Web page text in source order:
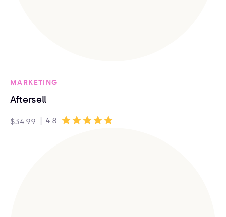
MARKETING
Aftersell
$34.99 | 4.8